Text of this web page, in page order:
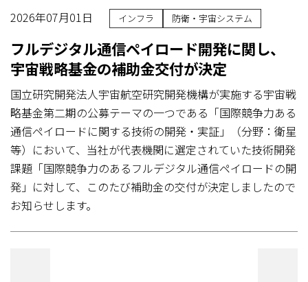
2026年07月01日 インフラ 防衛・宇宙システム
フルデジタル通信ペイロード開発に関し、
宇宙戦略基金の補助金交付が決定
国立研究開発法人宇宙航空研究開発機構が実施する宇宙戦
略基金第二期の公募テーマの一つである「国際競争力ある
通信ペイロードに関する技術の開発・実証」（分野：衛星
等）において、当社が代表機関に選定されていた技術開発
課題「国際競争力のあるフルデジタル通信ペイロードの開
発」に対して、このたび補助金の交付が決定しましたので
お知らせします。